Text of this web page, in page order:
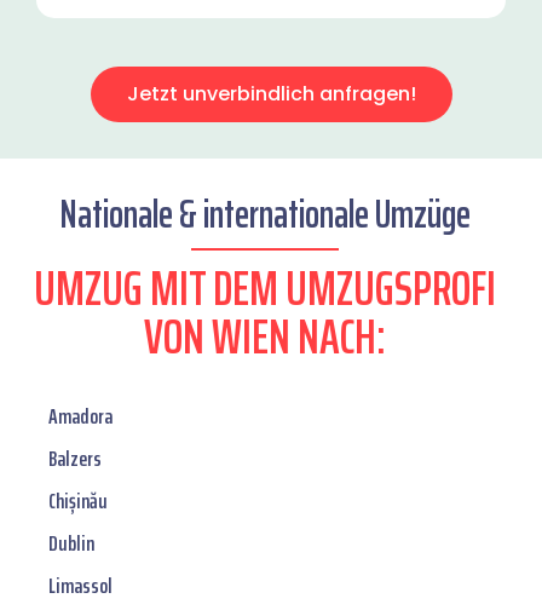
Jetzt unverbindlich anfragen!
Nationale & internationale Umzüge
UMZUG MIT DEM UMZUGSPROFI
VON WIEN NACH:
Amadora
Balzers
Chișinău
Dublin
Limassol